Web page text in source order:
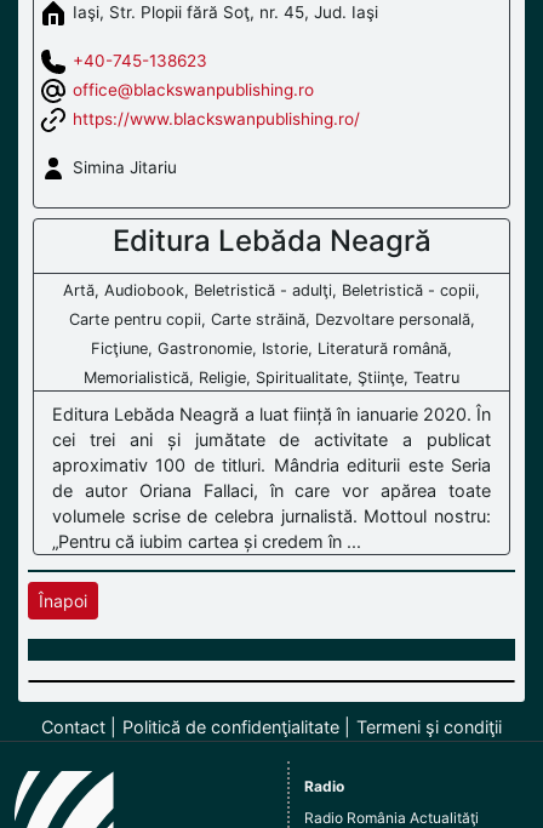
Iaşi, Str. Plopii fără Soţ, nr. 45, Jud. Iaşi
+40-745-138623
office@blackswanpublishing.ro
https://www.blackswanpublishing.ro/
Simina Jitariu
Editura Lebăda Neagră
Artă, Audiobook, Beletristică - adulţi, Beletristică - copii,
Carte pentru copii, Carte străină, Dezvoltare personală,
Ficţiune, Gastronomie, Istorie, Literatură română,
Memorialistică, Religie, Spiritualitate, Ştiinţe, Teatru
Editura Lebăda Neagră a luat ființă în ianuarie 2020. În
cei trei ani și jumătate de activitate a publicat
aproximativ 100 de titluri. Mândria editurii este Seria
de autor Oriana Fallaci, în care vor apărea toate
volumele scrise de celebra jurnalistă. Mottoul nostru:
„Pentru că iubim cartea și credem în ...
Înapoi
Contact Politică de confidenţialitate Termeni şi condiţii
Radio
Radio România Actualităţi